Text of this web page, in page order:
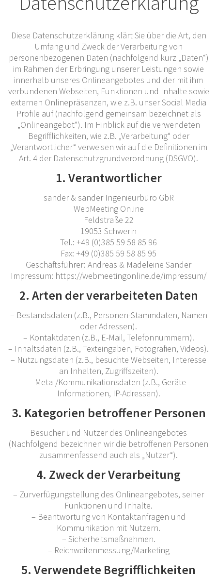
Diese Datenschutzerklärung klärt Sie über die Art, den
Umfang und Zweck der Verarbeitung von
personenbezogenen Daten (nachfolgend kurz „Daten“)
im Rahmen der Erbringung unserer Leistungen sowie
innerhalb unseres Onlineangebotes und der mit ihm
verbundenen Webseiten, Funktionen und Inhalte sowie
externen Onlinepräsenzen, wie z.B. unser Social Media
Profile auf (nachfolgend gemeinsam bezeichnet als
„Onlineangebot“). Im Hinblick auf die verwendeten
Begrifflichkeiten, wie z.B. „Verarbeitung“ oder
„Verantwortlicher“ verweisen wir auf die Definitionen im
Art. 4 der Datenschutzgrundverordnung (DSGVO).
1. Verantwortlicher
sander & sander Ingenieurbüro GbR
WebMeeting Online
Feldstraße 22
19053 Schwerin
Tel.: +49 (0)385 59 58 85 96
Fax: +49 (0)385 59 58 85 95
Geschäftsführer: Andreas & Madeleine Sander
Impressum: https://webmeetingonline.de/impressum/
2. Arten der verarbeiteten Daten
– Bestandsdaten (z.B., Personen-Stammdaten, Namen
oder Adressen).
– Kontaktdaten (z.B., E-Mail, Telefonnummern).
– Inhaltsdaten (z.B., Texteingaben, Fotografien, Videos).
– Nutzungsdaten (z.B., besuchte Webseiten, Interesse
an Inhalten, Zugriffszeiten).
– Meta-/Kommunikationsdaten (z.B., Geräte-
Informationen, IP-Adressen).
3. Kategorien betroffener Personen
Besucher und Nutzer des Onlineangebotes
(Nachfolgend bezeichnen wir die betroffenen Personen
zusammenfassend auch als „Nutzer“).
4. Zweck der Verarbeitung
– Zurverfügungstellung des Onlineangebotes, seiner
Funktionen und Inhalte.
– Beantwortung von Kontaktanfragen und
Kommunikation mit Nutzern.
– Sicherheitsmaßnahmen.
– Reichweitenmessung/Marketing
5. Verwendete Begrifflichkeiten